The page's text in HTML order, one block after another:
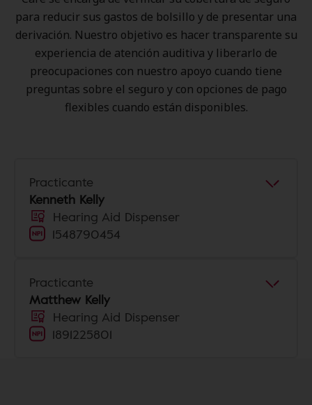
para reducir sus gastos de bolsillo y de presentar una
derivación. Nuestro objetivo es hacer transparente su
experiencia de atención auditiva y liberarlo de
preocupaciones con nuestro apoyo cuando tiene
preguntas sobre el seguro y con opciones de pago
flexibles cuando están disponibles.
Practicante
Kenneth Kelly
Hearing Aid Dispenser
1548790454
Practicante
Matthew Kelly
Hearing Aid Dispenser
1891225801